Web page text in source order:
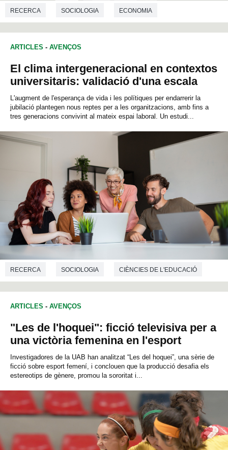
RECERCA SOCIOLOGIA ECONOMIA
ARTICLES - AVENÇOS
El clima intergeneracional en contextos
universitaris: validació d'una escala
L'augment de l'esperança de vida i les polítiques per endarrerir la
jubilació plantegen nous reptes per a les organitzacions, amb fins a
tres generacions convivint al mateix espai laboral. Un estudi...
RECERCA SOCIOLOGIA CIÈNCIES DE L'EDUCACIÓ
ARTICLES - AVENÇOS
"Les de l'hoquei": ficció televisiva per a
una victòria femenina en l'esport
Investigadores de la UAB han analitzat “Les del hoquei”, una sèrie de
ficció sobre esport femení, i conclouen que la producció desafia els
estereotips de gènere, promou la sororitat i...